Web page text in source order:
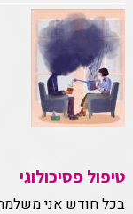
טיפול פסיכולוגי